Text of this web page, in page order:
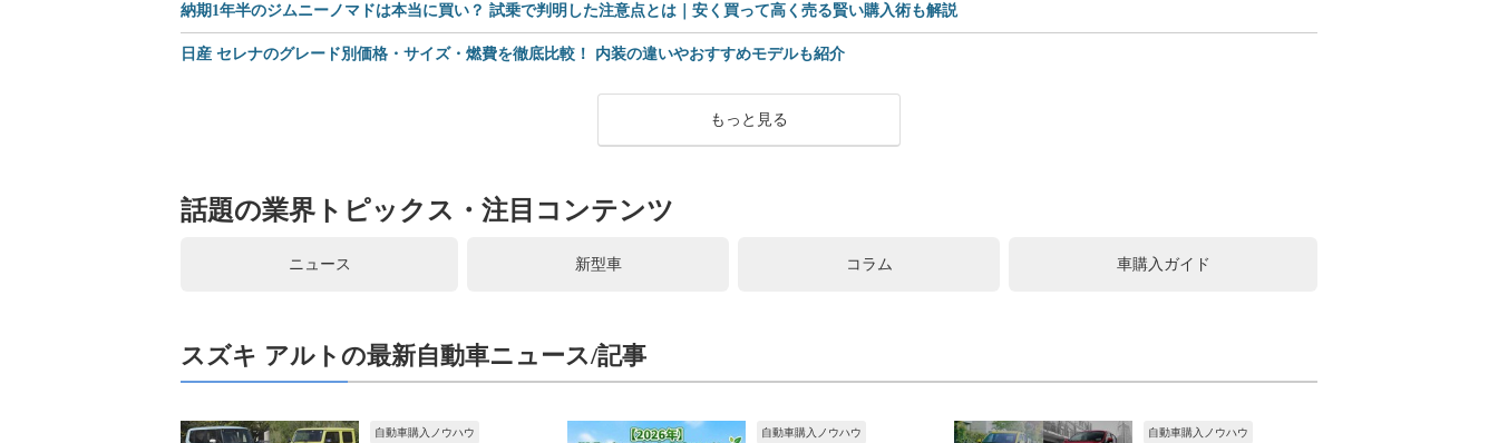
納期1年半のジムニーノマドは本当に買い？ 試乗で判明した注意点とは｜安く買って高く売る賢い購入術も解説
日産 セレナのグレード別価格・サイズ・燃費を徹底比較！ 内装の違いやおすすめモデルも紹介
もっと見る
話題の業界トピックス・注目コンテンツ
ニュース 新型車 コラム 車購入ガイド
スズキ アルトの最新自動車ニュース/記事
自動車購入ノウハウ 自動車購入ノウハウ 自動車購入ノウハウ